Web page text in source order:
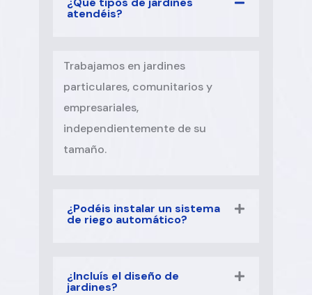
atendéis?
Trabajamos en jardines
particulares, comunitarios y
empresariales,
independientemente de su
tamaño.
¿Podéis instalar un sistema
de riego automático?
¿Incluís el diseño de
jardines?